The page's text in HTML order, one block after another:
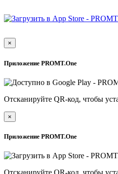
×
Приложение PROMT.One
Отсканируйте QR-код, чтобы
×
Приложение PROMT.One
Отсканируйте QR-код, чтобы